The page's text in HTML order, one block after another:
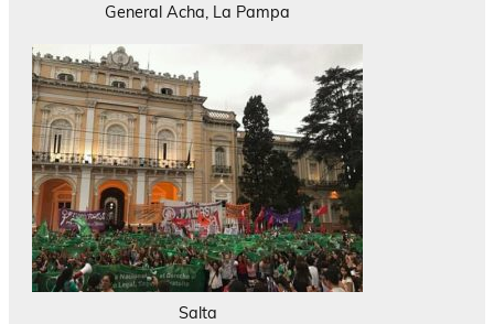
General Acha, La Pampa
Salta